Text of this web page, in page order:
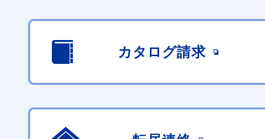
カタログ請求